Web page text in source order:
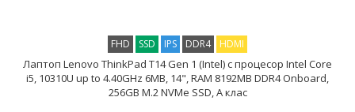
FHD SSD IPS DDR4 HDMI
Лаптоп Lenovo ThinkPad T14 Gen 1 (Intel) с процесор Intel Core
i5, 10310U up to 4.40GHz 6MB, 14", RAM 8192MB DDR4 Onboard,
256GB M.2 NVMe SSD, A клас